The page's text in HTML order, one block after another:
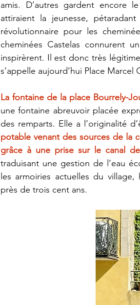
amis. D’autres gardent encore
attiraient la jeunesse,
révolutionnaire pour les
cheminées Castelas connurent
inspirèrent. Il est donc très
s’appelle aujourd’hui Place Marcel
La fontaine de la place Bourrely-
une fontaine abreuvoir placée
des remparts. Elle a l’originalité
potable venant des sources de la
grâce à une prise sur le canal
traduisant une gestion de l’eau
les armoiries actuelles du village,
près de trois cent ans.